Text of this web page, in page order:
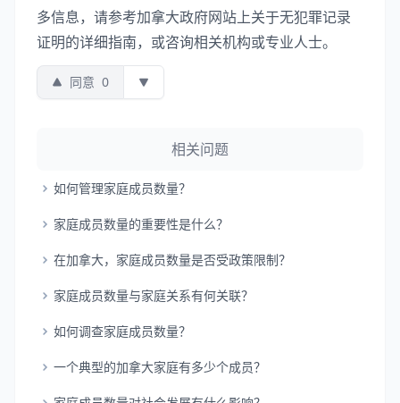
多信息，请参考加拿大政府网站上关于无犯罪记录
证明的详细指南，或咨询相关机构或专业人士。
同意 0
相关问题
如何管理家庭成员数量？
家庭成员数量的重要性是什么？
在加拿大，家庭成员数量是否受政策限制？
家庭成员数量与家庭关系有何关联？
如何调查家庭成员数量？
一个典型的加拿大家庭有多少个成员？